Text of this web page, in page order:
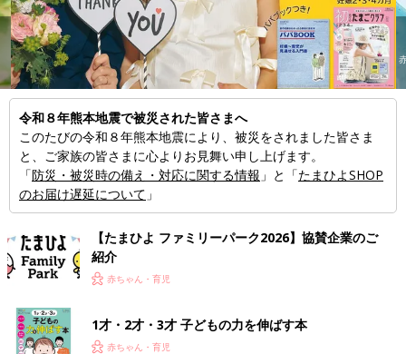
令和８年熊本地震で被災された皆さまへ
このたびの令和８年熊本地震により、被災をされました皆さま
と、ご家族の皆さまに心よりお見舞い申し上げます。
「防災・被災時の備え・対応に関する情報 」と「たまひよSHOP
のお届け遅延について 」
【たまひよ ファミリーパーク2026】協賛企業のご
紹介
赤ちゃん・育児
1才・2才・3才 子どもの力を伸ばす本
赤ちゃん・育児